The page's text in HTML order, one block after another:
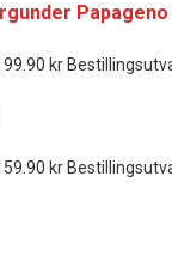
Papageno
kr
kr